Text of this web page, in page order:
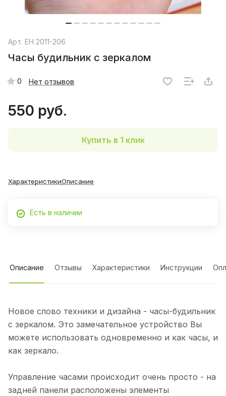
Арт. EH 2011-206
Часы будильник с зеркалом
0 Нет отзывов
550 руб.
Купить в 1 клик
ХарактеристикиОписание
Есть в наличии
Описание Отзывы Характеристики Инструкции
Новое слово техники и дизайна - часы-будильник
с зеркалом. Это замечательное устройство Вы
можете использовать одновременно и как часы, и
как зеркало.
Управление часами происходит очень просто - на
задней панели расположены элементы